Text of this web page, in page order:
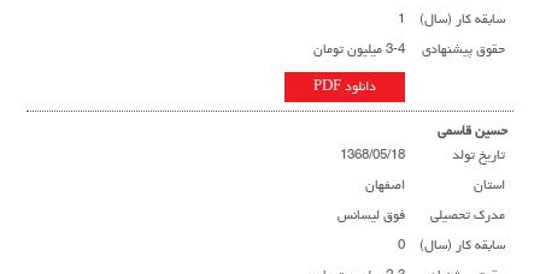
سابقه کار (سال)
1
حقوق پیشنهادی
3-4 میلیون تومان
دانلود PDF
حسین قاسمی
تاریخ تولد
1368/05/18
استان
اصفهان
مدرک تحصیلی
فوق لیسانس
سابقه کار (سال)
0